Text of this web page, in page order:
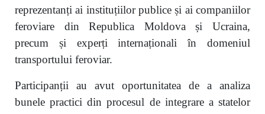
reprezentanți ai instituțiilor publice și ai companiilor
feroviare din Republica Moldova și Ucraina,
precum și experți internaționali în domeniul
transportului feroviar.
Participanții au avut oportunitatea de a analiza
bunele practici din procesul de integrare a statelor